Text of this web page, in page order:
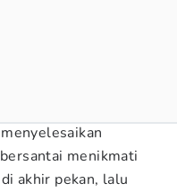
menikmati
akhir pekan, lalu